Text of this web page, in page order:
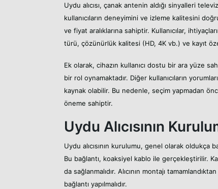
Uydu alıcısı, çanak antenin aldığı sinyalleri
kullanıcıların deneyimini ve izleme kalitesini
ve fiyat aralıklarına sahiptir. Kullanıcılar,
türü, çözünürlük kalitesi (HD, 4K vb.) ve kayıt
Ek olarak, cihazın kullanıcı dostu bir ara yüze
bir rol oynamaktadır. Diğer kullanıcıların
kaynak olabilir. Bu nedenle, seçim yapmadan
öneme sahiptir.
Uydu Alıcısının
Uydu alıcısının kurulumu, genel olarak oldukça
Bu bağlantı, koaksiyel kablo ile gerçekleştirilir.
da sağlanmalıdır. Alıcının montajı
bağlantı yapılmalıdır.